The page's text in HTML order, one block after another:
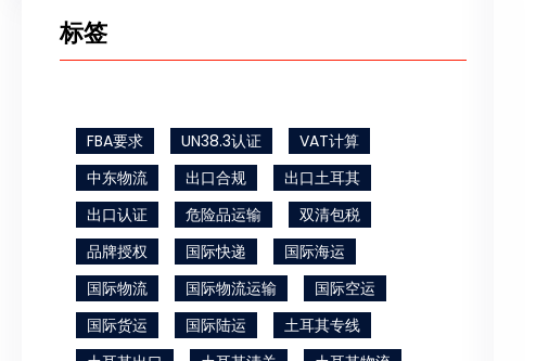
标签
FBA要求 UN38.3认证
VAT计算
中东物流
出口合规
出口土耳其
出口认证
危险品运输
双清包税
品牌授权
国际快递
国际海运
国际物流
国际物流运输
国际空运
国际货运
国际陆运
土耳其专线